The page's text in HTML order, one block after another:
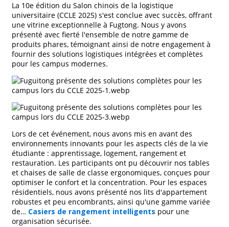
La 10e édition du Salon chinois de la logistique
universitaire (CCLE 2025) s'est conclue avec succès, offrant
une vitrine exceptionnelle à Fugtong. Nous y avons
présenté avec fierté l'ensemble de notre gamme de
produits phares, témoignant ainsi de notre engagement à
fournir des solutions logistiques intégrées et complètes
pour les campus modernes.
Lors de cet événement, nous avons mis en avant des
environnements innovants pour les aspects clés de la vie
étudiante : apprentissage, logement, rangement et
restauration. Les participants ont pu découvrir nos tables
et chaises de salle de classe ergonomiques, conçues pour
optimiser le confort et la concentration. Pour les espaces
résidentiels, nous avons présenté nos lits d'appartement
robustes et peu encombrants, ainsi qu'une gamme variée
de… Casiers de rangement intelligents pour une
organisation sécurisée.